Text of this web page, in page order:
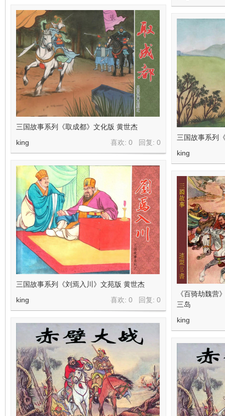
三国故事系列《取成都》文化版 黄世杰
喜欢: 0 回复: 0
king
三国故事系列
king
三国故事系列《刘焉入川》文苑版 黄世杰
喜欢: 0 回复: 0
king
《百骑劫魏营
三岛
king